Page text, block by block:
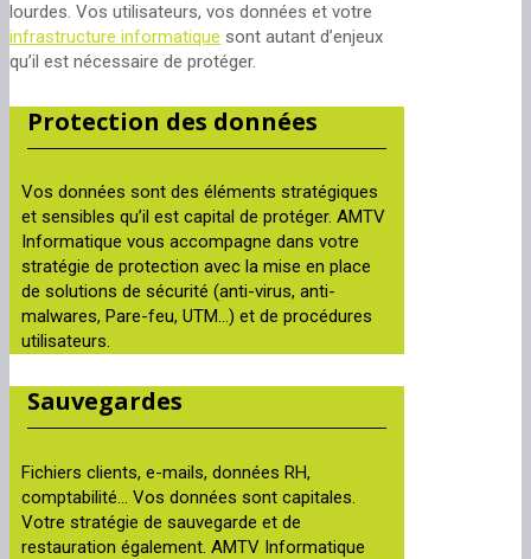
lourdes. Vos utilisateurs, vos données et votre
infrastructure informatique sont autant d’enjeux
qu’il est nécessaire de protéger.
Protection des données
Vos données sont des éléments stratégiques
et sensibles qu’il est capital de protéger. AMTV
Informatique vous accompagne dans votre
stratégie de protection avec la mise en place
de solutions de sécurité (anti-virus, anti-
malwares, Pare-feu, UTM…) et de procédures
utilisateurs.
Sauvegardes
Fichiers clients, e-mails, données RH,
comptabilité… Vos données sont capitales.
Votre stratégie de sauvegarde et de
restauration également. AMTV Informatique